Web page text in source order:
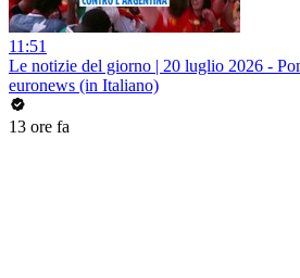
11:51
Le notizie del giorno | 20 luglio 2026 -
euronews (in Italiano)
13 ore fa